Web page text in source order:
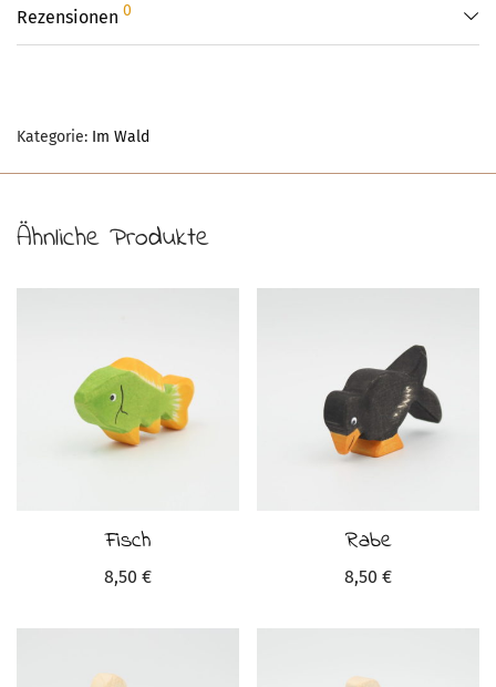
Rezensionen 0
Kategorie: Im Wald
Ähnliche Produkte
Fisch
8,50 €
Rabe
8,50 €